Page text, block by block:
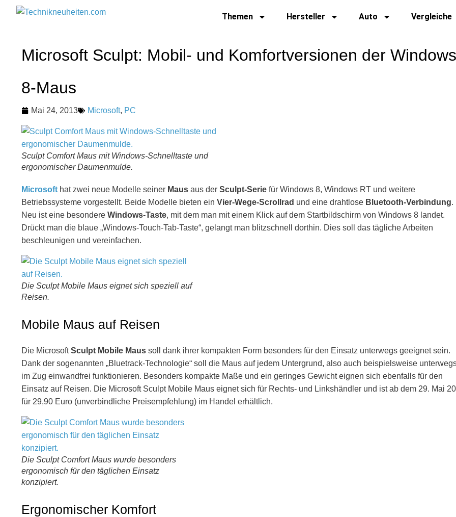
Themen Hersteller Auto Vergleiche
Microsoft Sculpt: Mobil- und Komfortversionen der
8-Maus
Mai 24, 2013 Microsoft, PC
Sculpt Comfort Maus mit Windows-Schnelltaste und
ergonomischer Daumenmulde.
Microsoft hat zwei neue Modelle seiner Maus aus der Sculpt-Serie für Windows 8, Windows RT und weitere
Betriebssysteme vorgestellt. Beide Modelle bieten ein Vier-Wege-Scrollrad und eine drahtlose Bluetooth-Verbindung.
Neu ist eine besondere Windows-Taste, mit dem man mit einem Klick auf dem Startbildschirm von Windows 8 landet.
Drückt man die blaue „Windows-Touch-Tab-Taste“, gelangt man blitzschnell dorthin. Dies soll das tägliche Arbeiten
beschleunigen und vereinfachen.
Die Sculpt Mobile Maus eignet sich speziell auf
Reisen.
Mobile Maus auf Reisen
Die MicrosoftSculpt Mobile Maus soll dank ihrer kompakten Form besonders für den Einsatz unterwegs geeignet sein.
Dank der sogenannten „Bluetrack-Technologie“ soll die Maus auf jedem Untergrund, also auch beispielsweise
im Zug einwandfrei funktionieren. Besonders kompakte Maße und ein geringes Gewicht eignen sich ebenfalls für den
Einsatz auf Reisen. Die Microsoft Sculpt Mobile Maus eignet sich für Rechts- und Linkshändler und ist ab dem 29. Mai
für 29,90 Euro (unverbindliche Preisempfehlung) im Handel erhältlich.
Die Sculpt Comfort Maus wurde besonders
ergonomisch für den täglichen Einsatz
konzipiert.
Ergonomischer Komfort